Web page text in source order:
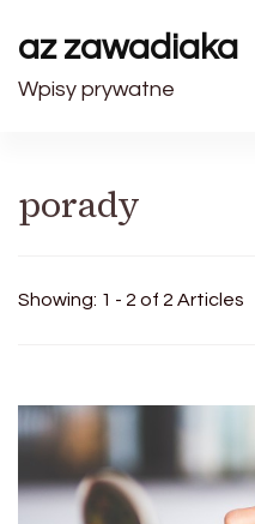
az zawadiaka
Wpisy prywatne
porady
Showing: 1 - 2 of 2 Articles